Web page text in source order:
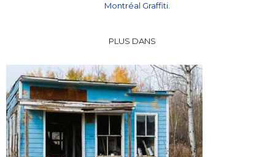
Montréal Graffiti.
PLUS DANS